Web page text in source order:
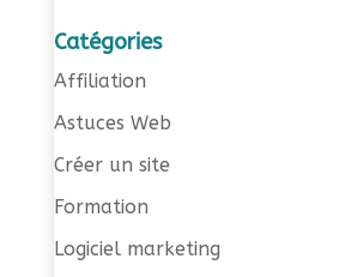
Catégories
Affiliation
Astuces Web
Créer un site
Formation
Logiciel marketing